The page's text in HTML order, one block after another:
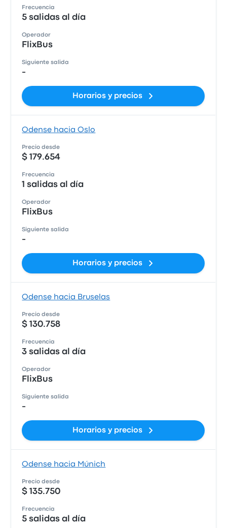
Frecuencia
5 salidas al día
Operador
FlixBus
Siguiente salida
-
Horarios y precios
Odense hacia Oslo
Precio desde
$ 179.654
Frecuencia
1 salidas al día
Operador
FlixBus
Siguiente salida
-
Horarios y precios
Odense hacia Bruselas
Precio desde
$ 130.758
Frecuencia
3 salidas al día
Operador
FlixBus
Siguiente salida
-
Horarios y precios
Odense hacia Múnich
Precio desde
$ 135.750
Frecuencia
5 salidas al día